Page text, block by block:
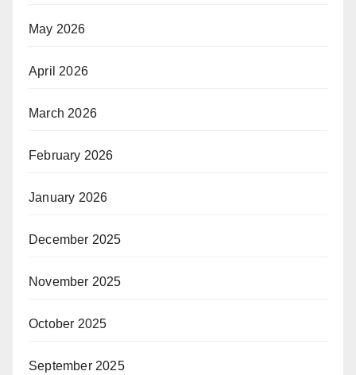
May 2026
April 2026
March 2026
February 2026
January 2026
December 2025
November 2025
October 2025
September 2025